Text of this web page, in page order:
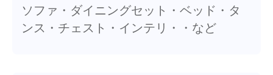
ソファ・ダイニングセット・ベッド・タ
ンス・チェスト・インテリ・・など